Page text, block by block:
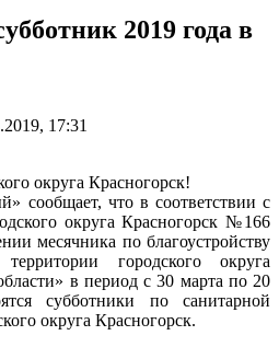
2019 года в
17:31
округа Красногорск!
что в соответствии с
округа Красногорск №166
месячника по благоустройству
городского округа
в период с 30 марта по 20
субботники по санитарной
округа Красногорск.